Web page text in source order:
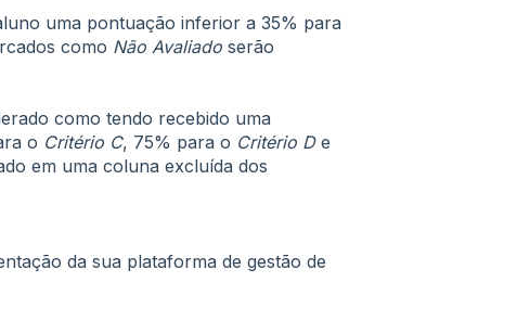
uma pontuação inferior a 35% para
como Não Avaliadoserão
como tendo recebido uma
o Critério C, 75% para o Critério De
em uma coluna excluída dos
da sua plataforma de gestão de